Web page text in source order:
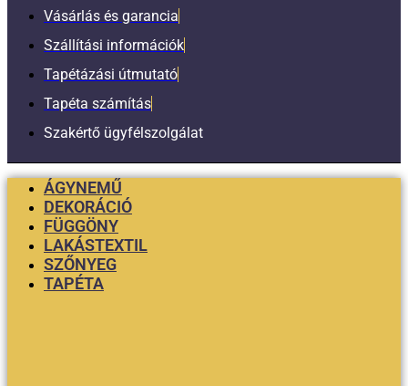
Vásárlás és garancia
Szállítási információk
Tapétázási útmutató
Tapéta számítás
Szakértő ügyfélszolgálat
ÁGYNEMŰ
DEKORÁCIÓ
FÜGGÖNY
LAKÁSTEXTIL
SZŐNYEG
TAPÉTA